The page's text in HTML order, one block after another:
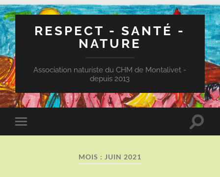
RESPECT - SANTÉ -
NATURE
Association naturiste du CHM de Montalivet -
depuis 2013
Toggle
mobile
Toggle
MOIS : JUIN 2021